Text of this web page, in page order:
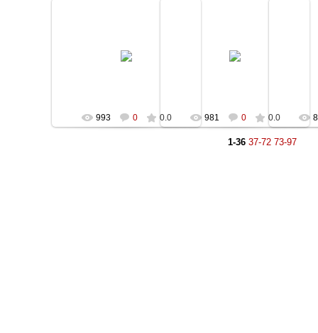
993 0 0.0 981 0 0.0
1-36 37-72 73-97